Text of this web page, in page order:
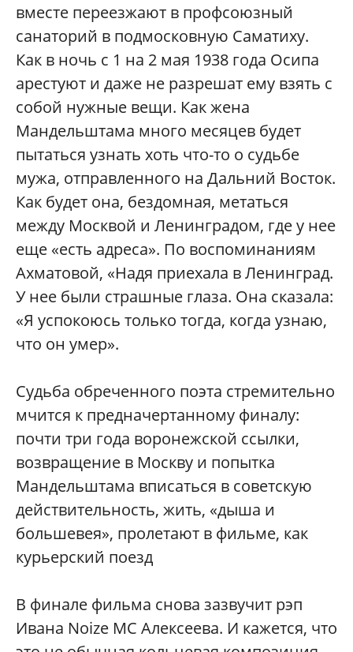
вместе переезжают в профсоюзный
санаторий в подмосковную Саматиху.
Как в ночь с 1 на 2 мая 1938 года Осипа
арестуют и даже не разрешат ему взять с
собой нужные вещи. Как жена
Мандельштама много месяцев будет
пытаться узнать хоть что-то о судьбе
мужа, отправленного на Дальний Восток.
Как будет она, бездомная, метаться
между Москвой и Ленинградом, где у нее
еще «есть адреса». По воспоминаниям
Ахматовой, «Надя приехала в Ленинград.
У нее были страшные глаза. Она сказала:
«Я успокоюсь только тогда, когда узнаю,
что он умер».
Судьба обреченного поэта стремительно
мчится к предначертанному финалу:
почти три года воронежской ссылки,
возвращение в Москву и попытка
Мандельштама вписаться в советскую
действительность, жить, «дыша и
большевея», пролетают в фильме, как
курьерский поезд
В финале фильма снова зазвучит рэп
Ивана Noize MC Алексеева. И кажется, что